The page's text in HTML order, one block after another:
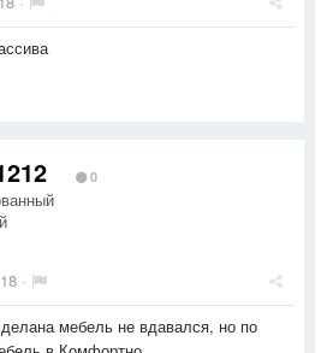
0
·
мебель не вдавался, но по